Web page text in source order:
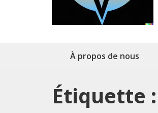
À propos de nous
Étiquette :